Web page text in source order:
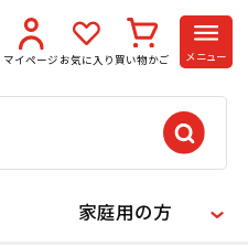
マイページ お気に入り 買い物かご メニュー
家庭用の方